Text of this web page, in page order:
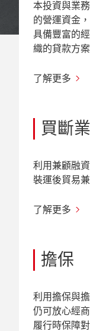
本投資與業
的營運資金
具備豐富的
織的貸款方案
了解更多
買斷
利用兼顧融
裝運後貿易
了解更多
擔保
利用擔保與
仍可放心經
履行時保障